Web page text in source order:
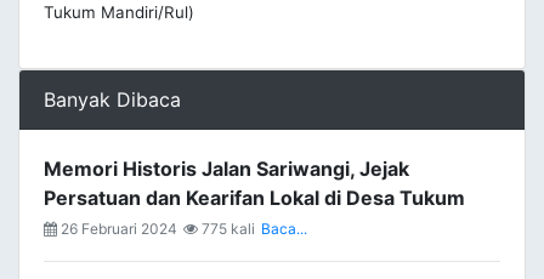
Tukum Mandiri/Rul)
Banyak Dibaca
Memori Historis Jalan Sariwangi, Jejak
Persatuan dan Kearifan Lokal di Desa Tukum
26 Februari 2024 775 kali Baca...